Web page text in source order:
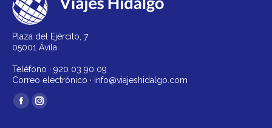
Plaza del Ejército, 7
05001 Ávila
Teléfono · 920 03 90 09
Correo electrónico · info@viajeshidalgo.com
Encuéntranos en:
FacebookInstagram